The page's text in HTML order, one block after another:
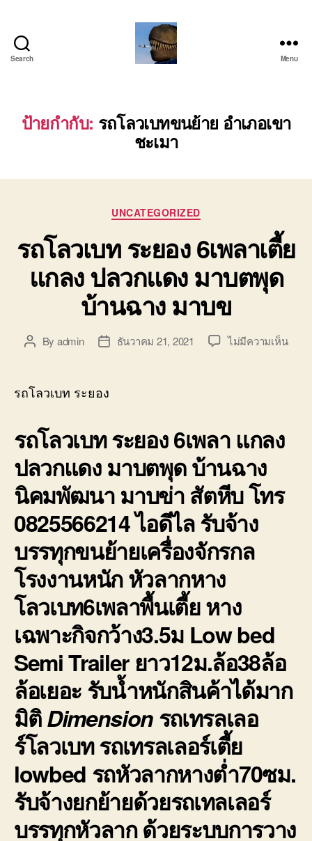
Search
เบท
เฉพาะ
กิจ
ย้าย
ติดต่อ
โทร
0818900005
Menu
ป้ายกำกับ: รถโลวเบทขนย้าย อำเภอเขา
ชะเมา
Categories
UNCATEGORIZED
รถโลวเบท ระยอง 6เพลาเตี้ย
แกลง ปลวกแดง มาบตพุด
บ้านฉาง มาบข
PostBy admin
Postธันวาคม 21, 2021 ไม่มีความเห็นบน
รถโลวเบท ระยอง
รถโลวเบท ระยอง 6เพลา แกลง
ปลวกแดง มาบตพุด บ้านฉาง
นิคมพัฒนา มาบข่า สัตหีบ โทร
0825566214 ไอดีไล รับจ้าง
บรรทุกขนย้ายเครื่องจักรกล
โรงงานหนัก หัวลากหาง
โลวเบท6เพลาพื้นเตี้ย หาง
เฉพาะกิจกว้าง3.5ม Low bed
Semi Trailer ยาว12ม.ล้อ38ล้อ
ล้อเยอะ รับน้ำหนักสินค้าได้มาก
มิติDimensionรถเทรลเลอ
ร์โลวเบท รถเทรลเลอร์เตี้ย
lowbed รถหัวลากหางต่ำ70ซม.
รับจ้างยกย้ายด้วยรถเทลเลอร์
บรรทุกหัวลาก ด้วยระบบการวาง